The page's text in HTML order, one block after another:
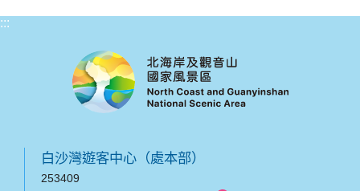
:::
白沙灣遊客中心（處本部）
253409